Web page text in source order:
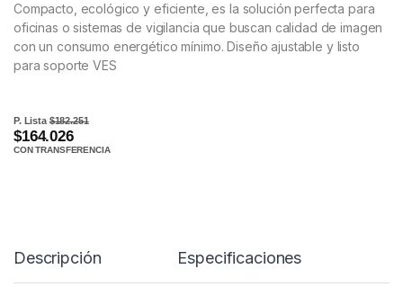
Compacto, ecológico y eficiente, es la solución perfecta para
oficinas o sistemas de vigilancia que buscan calidad de imagen
con un consumo energético mínimo. Diseño ajustable y listo
para soporte VES
P. Lista$182.251
$164.026
CON TRANSFERENCIA
Descripción Especificaciones